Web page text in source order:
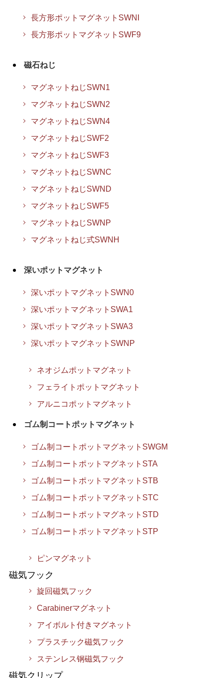
長方形ポットマグネットSWNI
長方形ポットマグネットSWF9
磁石ねじ
マグネットねじSWN1
マグネットねじSWN2
マグネットねじSWN4
マグネットねじSWF2
マグネットねじSWF3
マグネットねじSWNC
マグネットねじSWND
マグネットねじSWF5
マグネットねじSWNP
マグネットねじ式SWNH
深いポットマグネット
深いポットマグネットSWN0
深いポットマグネットSWA1
深いポットマグネットSWA3
深いポットマグネットSWNP
ネオジムポットマグネット
フェライトポットマグネット
アルニコポットマグネット
ゴム制コートポットマグネット
ゴム制コートポットマグネットSWGM
ゴム制コートポットマグネットSTA
ゴム制コートポットマグネットSTB
ゴム制コートポットマグネットSTC
ゴム制コートポットマグネットSTD
ゴム制コートポットマグネットSTP
ピンマグネット
磁気フック
旋回磁気フック
Carabinerマグネット
アイボルト付きマグネット
プラスチック磁気フック
ステンレス钢磁気フック
磁気クリップ